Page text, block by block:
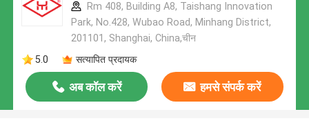
Rm 408, Building A8, Taishang Innovation
Park, No.428, Wubao Road, Minhang District,
201101, Shanghai, China,चीन
5.0
सत्यापित प्रदायक
अब कॉल करें हमसे संपर्क करें